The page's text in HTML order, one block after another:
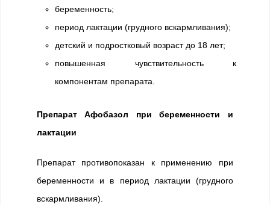
беременность;
период лактации (грудного вскармливания);
детский и подростковый возраст до 18 лет;
повышенная чувствительность к
компонентам препарата.
Препарат Афобазол при беременности и
лактации
Препарат противопоказан к применению при
беременности и в период лактации (грудного
вскармливания).